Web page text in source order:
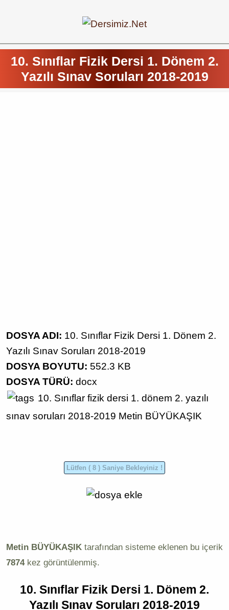
10. Sınıflar Fizik Dersi 1. Dönem 2.
Yazılı Sınav Soruları 2018-2019
DOSYA ADI: 10. Sınıflar Fizik Dersi 1. Dönem 2.
Yazılı Sınav Soruları 2018-2019
DOSYA BOYUTU: 552.3 KB
DOSYA TÜRÜ: docx
10. Sınıflar fizik dersi 1. dönem 2. yazılı
sınav soruları 2018-2019 Metin BÜYÜKAŞIK
Metin BÜYÜKAŞIK tarafından sisteme eklenen bu içerik
7874kez görüntülenmiş.
10. Sınıflar Fizik Dersi 1. Dönem 2.
Yazılı Sınav Soruları 2018-2019